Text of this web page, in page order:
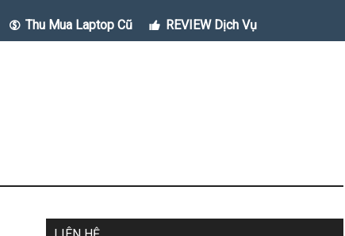
Thu Mua Laptop Cũ REVIEW Dịch Vụ